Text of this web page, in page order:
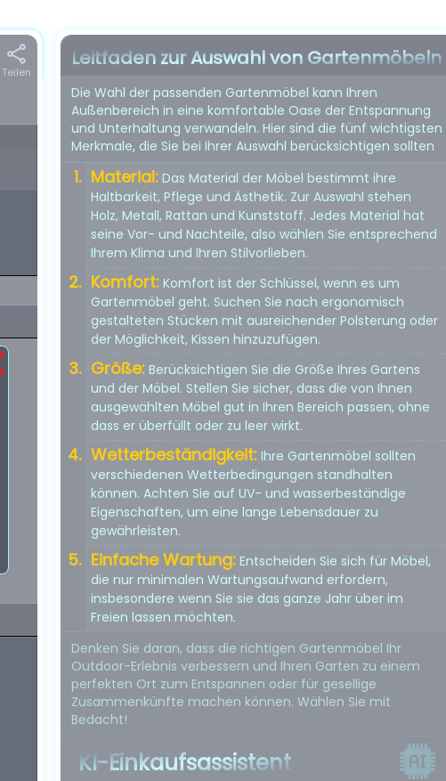
Teilen
Leitfaden zur Auswahl von Gartenmöbeln
Die Wahl der passenden Gartenmöbel kann Ihren
Außenbereich in eine komfortable Oase der Entspannung
und Unterhaltung verwandeln. Hier sind die fünf wichtigsten
Merkmale, die Sie bei Ihrer Auswahl berücksichtigen sollten
Material: Das Material der Möbel bestimmt ihre
Haltbarkeit, Pflege und Ästhetik. Zur Auswahl stehen
Holz, Metall, Rattan und Kunststoff. Jedes Material hat
seine Vor- und Nachteile, also wählen Sie entsprechend
Ihrem Klima und Ihren Stilvorlieben.
Komfort: Komfort ist der Schlüssel, wenn es um
Gartenmöbel geht. Suchen Sie nach ergonomisch
gestalteten Stücken mit ausreichender Polsterung oder
der Möglichkeit, Kissen hinzuzufügen.
Größe: Berücksichtigen Sie die Größe Ihres Gartens
und der Möbel. Stellen Sie sicher, dass die von Ihnen
ausgewählten Möbel gut in Ihren Bereich passen, ohne
dass er überfüllt oder zu leer wirkt.
Wetterbeständigkeit: Ihre Gartenmöbel sollten
verschiedenen Wetterbedingungen standhalten
können. Achten Sie auf UV- und wasserbeständige
Eigenschaften, um eine lange Lebensdauer zu
gewährleisten.
Einfache Wartung: Entscheiden Sie sich für Möbel,
die nur minimalen Wartungsaufwand erfordern,
insbesondere wenn Sie sie das ganze Jahr über im
Freien lassen möchten.
Denken Sie daran, dass die richtigen Gartenmöbel Ihr
Outdoor-Erlebnis verbessern und Ihren Garten zu einem
perfekten Ort zum Entspannen oder für gesellige
Zusammenkünfte machen können. Wählen Sie mit
Bedacht!
KI-Einkaufsassistent